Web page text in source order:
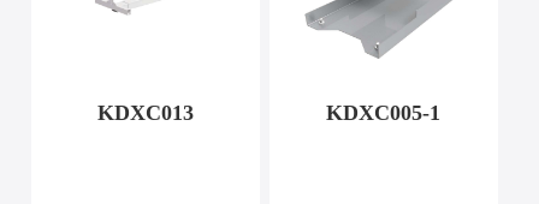
KDXC013 KDXC005-1